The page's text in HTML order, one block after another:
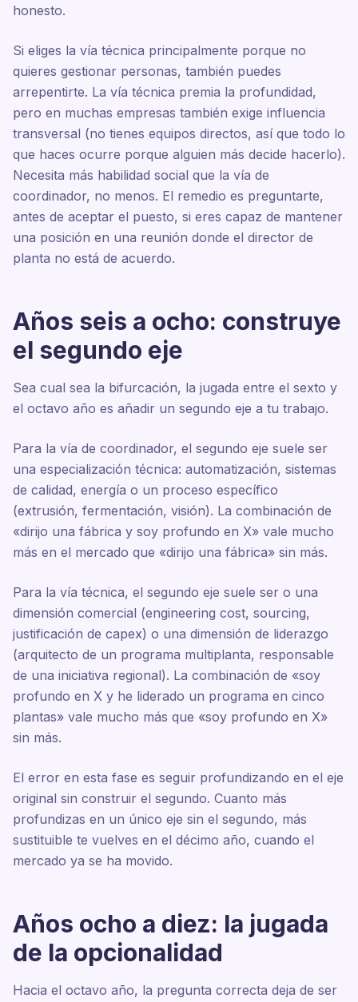
honesto.
Si eliges la vía técnica principalmente porque no
quieres gestionar personas, también puedes
arrepentirte. La vía técnica premia la profundidad,
pero en muchas empresas también exige influencia
transversal (no tienes equipos directos, así que todo lo
que haces ocurre porque alguien más decide hacerlo).
Necesita más habilidad social que la vía de
coordinador, no menos. El remedio es preguntarte,
antes de aceptar el puesto, si eres capaz de mantener
una posición en una reunión donde el director de
planta no está de acuerdo.
Años seis a ocho: construye
el segundo eje
Sea cual sea la bifurcación, la jugada entre el sexto y
el octavo año es añadir un segundo eje a tu trabajo.
Para la vía de coordinador, el segundo eje suele ser
una especialización técnica: automatización, sistemas
de calidad, energía o un proceso específico
(extrusión, fermentación, visión). La combinación de
«dirijo una fábrica y soy profundo en X» vale mucho
más en el mercado que «dirijo una fábrica» sin más.
Para la vía técnica, el segundo eje suele ser o una
dimensión comercial (engineering cost, sourcing,
justificación de capex) o una dimensión de liderazgo
(arquitecto de un programa multiplanta, responsable
de una iniciativa regional). La combinación de «soy
profundo en X y he liderado un programa en cinco
plantas» vale mucho más que «soy profundo en X»
sin más.
El error en esta fase es seguir profundizando en el eje
original sin construir el segundo. Cuanto más
profundizas en un único eje sin el segundo, más
sustituible te vuelves en el décimo año, cuando el
mercado ya se ha movido.
Años ocho a diez: la jugada
de la opcionalidad
Hacia el octavo año, la pregunta correcta deja de ser